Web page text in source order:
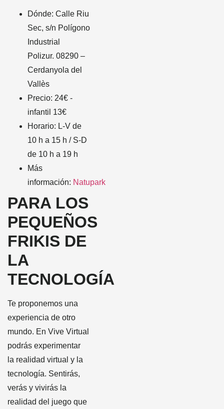
Dónde: Calle Riu
Sec, s/n Polígono
Industrial
Polizur. 08290 –
Cerdanyola del
Vallès
Precio: 24€ -
infantil 13€
Horario: L-V de
10 h a 15 h / S-D
de 10 h a 19 h
Más
información: Natupark
PARA LOS
PEQUEÑOS
FRIKIS DE
LA
TECNOLOGÍA
Te proponemos una
experiencia de otro
mundo. En Vive Virtual
podrás experimentar
la realidad virtual y la
tecnología. Sentirás,
verás y vivirás la
realidad del juego que